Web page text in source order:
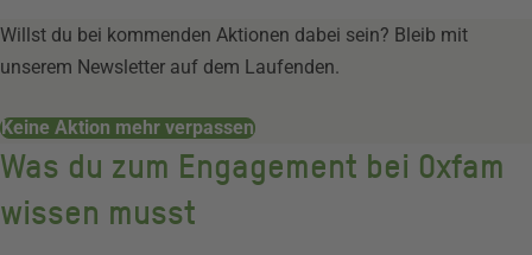
Willst du bei kommenden Aktionen dabei sein? Bleib mit
unserem Newsletter auf dem Laufenden.
Keine Aktion mehr verpassen
Was du zum Engagement bei Oxfam
wissen musst